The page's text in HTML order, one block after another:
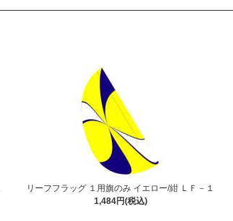
リーフフラッグ １用旗のみ イエロー/紺 ＬＦ－１
1,484円(税込)